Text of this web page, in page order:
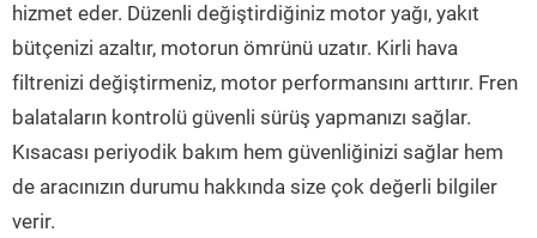
hizmet eder. Düzenli değiştirdiğiniz motor yağı, yakıt
bütçenizi azaltır, motorun ömrünü uzatır. Kirli hava
filtrenizi değiştirmeniz, motor performansını arttırır. Fren
balataların kontrolü güvenli sürüş yapmanızı sağlar.
Kısacası periyodik bakım hem güvenliğinizi sağlar hem
de aracınızın durumu hakkında size çok değerli bilgiler
verir.